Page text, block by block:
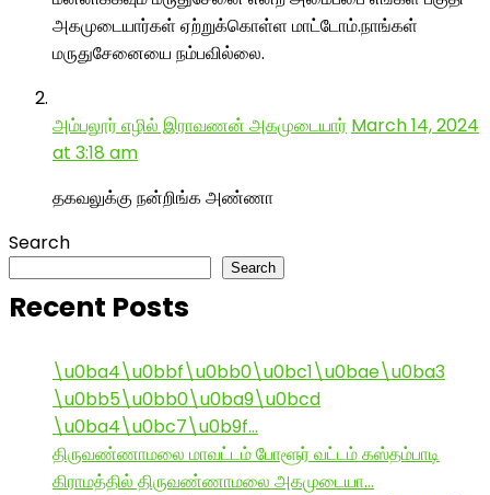
அகமுடையார்கள் ஏற்றுக்கொள்ள மாட்டோம்.நாங்கள்
மருதுசேனையை நம்பவில்லை.
அம்பலூர் எழில் இராவணன் அகமுடையார் March 14, 2024
at 3:18 am
தகவலுக்கு நன்றிங்க அண்ணா
Search
Search
Recent Posts
\u0ba4\u0bbf\u0bb0\u0bc1\u0bae\u0ba3
\u0bb5\u0bb0\u0ba9\u0bcd
\u0ba4\u0bc7\u0b9f…
திருவண்ணாமலை மாவட்டம் போளூர் வட்டம் கஸ்தம்பாடி
கிராமத்தில் திருவண்ணாமலை அகமுடையா…